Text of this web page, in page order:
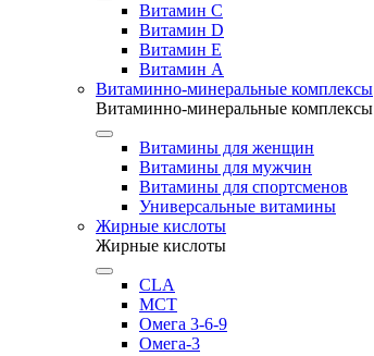
Витамин C
Витамин D
Витамин E
Витамин А
Витаминно-минеральные комплексы
Витаминно-минеральные комплексы
Витамины для женщин
Витамины для мужчин
Витамины для спортсменов
Универсальные витамины
Жирные кислоты
Жирные кислоты
CLA
MCT
Омега 3-6-9
Омега-3